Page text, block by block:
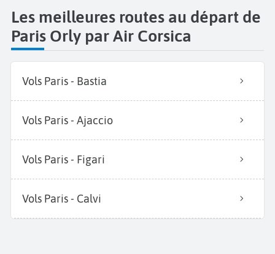
Les meilleures routes au départ de
Paris Orly par Air Corsica
Vols Paris - Bastia
Vols Paris - Ajaccio
Vols Paris - Figari
Vols Paris - Calvi